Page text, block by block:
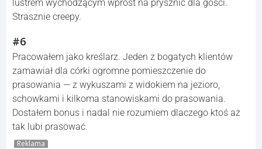
lustrem wychodzącym wprost na prysznic dla gości.
Strasznie creepy.
#6
Pracowałem jako kreślarz. Jeden z bogatych klientów
zamawiał dla córki ogromne pomieszczenie do
prasowania — z wykuszami z widokiem na jezioro,
schowkami i kilkoma stanowiskami do prasowania.
Dostałem bonus i nadal nie rozumiem dlaczego ktoś aż
tak lubi prasować.
Reklama